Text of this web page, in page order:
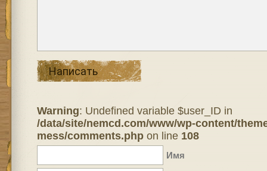
Написать
Warning: Undefined variable $user_ID in
/data/site/nemcd.com/www/wp-content/
mess/comments.phpon line 108
Имя